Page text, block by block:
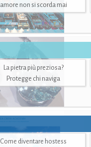
amore non si scorda mai
La pietra più preziosa?
Protegge chi naviga
Come diventare hostess